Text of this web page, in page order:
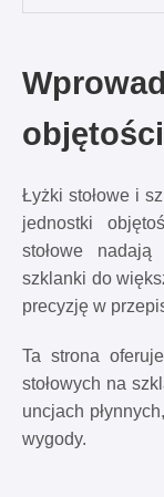
objętości
Łyżki stołowe i
jednostki
stołowe
szklanki do
precyzję w
Ta strona
stołowych na
uncjach
wygody.